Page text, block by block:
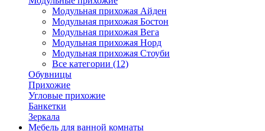
Модульная прихожая Айден
Модульная прихожая Бостон
Модульная прихожая Вега
Модульная прихожая Норд
Модульная прихожая Стоуби
Все категории (12)
Обувницы
Прихожие
Угловые прихожие
Банкетки
Зеркала
Мебель для ванной комнаты